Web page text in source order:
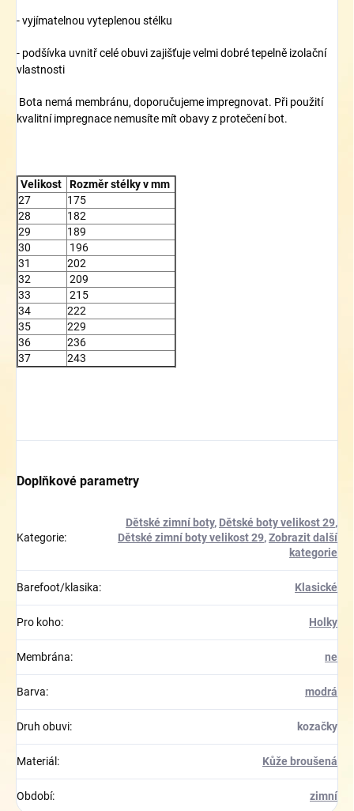
- vyjímatelnou vyteplenou stélku
- podšívka uvnitř celé obuvi zajišťuje velmi dobré tepelně izolační
vlastnosti
Bota nemá membránu, doporučujeme impregnovat. Při použití
kvalitní impregnace nemusíte mít obavy z protečení bot.
Velikost
Rozměr stélky v mm
27
175
28
182
29
189
30
196
31
202
32
209
33
215
34
222
35
229
36
236
37
243
Doplňkové parametry
Kategorie:
Dětské zimní boty, Dětské boty velikost 29,
Dětské zimní boty velikost 29,Zobrazit další
kategorie
Barefoot/klasika: Klasické
Pro koho: Holky
Membrána: ne
Barva: modrá
Druh obuvi: kozačky
Materiál : Kůže broušená
Období: zimní